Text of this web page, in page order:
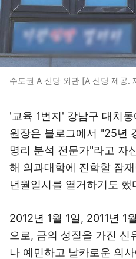
수도권 A 신당 외관 [A 신당 제공.
'교육 1번지' 강남구 대치
원장은 블로그에서 "25년
명리 분석 전문가"라고 자
해 의과대학에 진학할 잠
년월일시를 열거하기도 했
2012년 1월 1일, 2011년 1
으로, 금의 성질을 가진 신
나 예민하고 날카로운 의